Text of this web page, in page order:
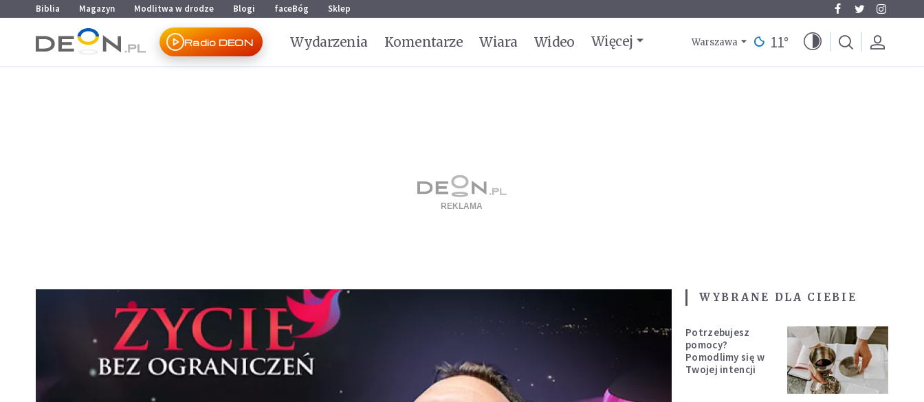
Przejdź do menu głównego
Przejdź do treści
Biblia Magazyn Modlitwa w drodze Blogi faceBóg Sklep
Radio DEON Wydarzenia Komentarze Wiara Wideo Więcej Warszawa 11°
WYBRANE DLA CIEBIE
Potrzebujesz
pomocy?
Pomodlimy się w
Twojej intencji